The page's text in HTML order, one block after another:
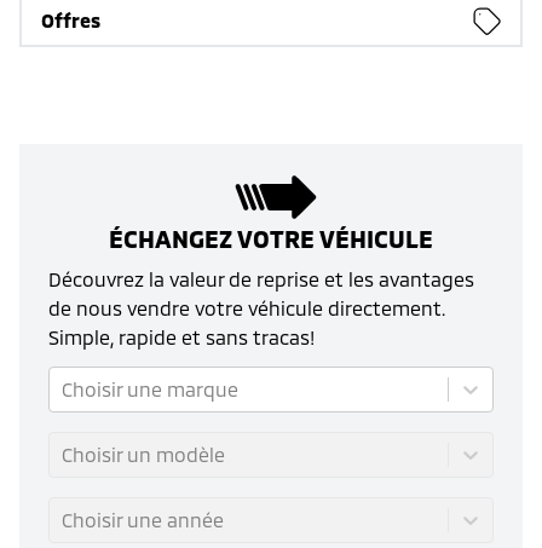
Offres
ÉCHANGEZ VOTRE VÉHICULE
Découvrez la valeur de reprise et les avantages
de nous vendre votre véhicule directement.
Simple, rapide et sans tracas!
Choisir une marque
Choisir un modèle
Choisir une année